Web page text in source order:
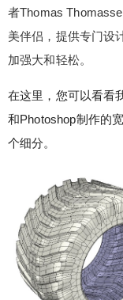
者Thomas
美伴侣，提供专门设
加强大和轻松。
在这里，您可以看看
和Photoshop制作的
个细分。